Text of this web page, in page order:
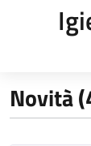
Novità